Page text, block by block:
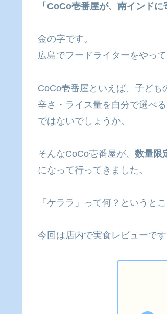
「CoCo壱番屋が、南インドに
金の字です。
広島でフードライターをやって
CoCo壱番屋といえば、子ども
辛さ・ライス量を自分で選べる
ではないでしょうか。
そんなCoCo壱番屋が、 数量限
になって行ってきました。
「ケララ」って何？というと
今回は店内で実食レビューです